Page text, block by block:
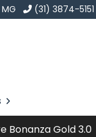
(31) 3874-5151
Bonanza Gold 3.0
em